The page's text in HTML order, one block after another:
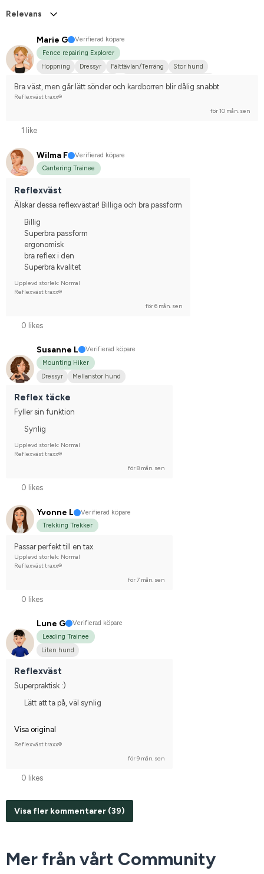
Relevans
Marie G
Verifierad köpare
Fence repairing Explorer
Hoppning
Dressyr Fälttävlan/Terräng
Stor hund
Tävlingsrider på hobbynivå
Bra väst, men går lätt sönder och kardborren blir dålig snabbt
Reflexväst traxx®
för 10 mån. sen
1 like
Wilma F
Verifierad köpare
Cantering Trainee
Reflexväst
Älskar dessa reflexvästar! Billiga och bra passform
Billig
Superbra passform
ergonomisk
bra reflex i den
Superbra kvalitet
Upplevd storlek: Normal
Reflexväst traxx®
för 6 mån. sen
0 likes
Susanne L
Verifierad köpare
Mounting Hiker
Dressyr
Mellanstor hund
Reflex täcke
Fyller sin funktion
Synlig
Upplevd storlek: Normal
Reflexväst traxx®
för 8 mån. sen
0 likes
Yvonne L
Verifierad köpare
Trekking Trekker
Passar perfekt till en tax.
Upplevd storlek: Normal
Reflexväst traxx®
för 7 mån. sen
0 likes
Lune G
Verifierad köpare
Leading Trainee
Liten hund
Reflexväst
Superpraktisk :)
Lätt att ta på, väl synlig
Visa original
Reflexväst traxx®
för 9 mån. sen
0 likes
Visa fler kommentarer (39)
Mer från vårt Community